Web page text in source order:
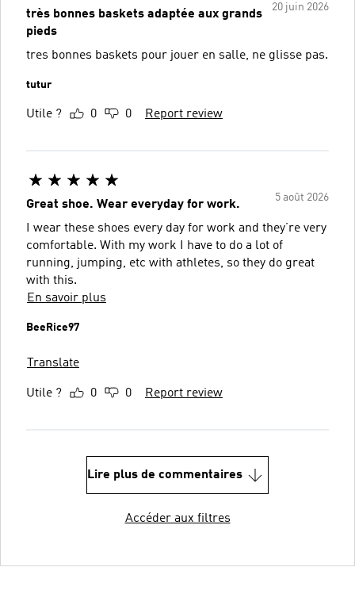
20 juin 2026
très bonnes baskets adaptée aux grands
pieds
tres bonnes baskets pour jouer en salle, ne glisse pas.
tutur
Utile ? 0 0 Report review
5 août 2026
Great shoe. Wear everyday for work.
I wear these shoes every day for work and they’re very
comfortable. With my work I have to do a lot of
running, jumping, etc with athletes, so they do great
with this.
En savoir plus
BeeRice97
Translate
Utile ? 0 0 Report review
Lire plus de commentaires
Accéder aux filtres